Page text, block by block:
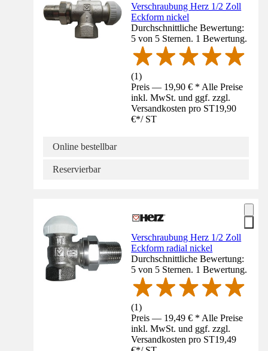
Verschraubung Herz 1/2 Zoll
Eckform nickel
Durchschnittliche Bewertung:
5 von 5 Sternen. 1 Bewertung.
(1)
Preis — 19,90 € * Alle Preise
inkl. MwSt. und ggf. zzgl.
Versandkosten pro ST19,90
€*/ ST
Online bestellbar
Reservierbar
Verschraubung Herz 1/2 Zoll
Eckform radial nickel
Durchschnittliche Bewertung:
5 von 5 Sternen. 1 Bewertung.
(1)
Preis — 19,49 € * Alle Preise
inkl. MwSt. und ggf. zzgl.
Versandkosten pro ST19,49